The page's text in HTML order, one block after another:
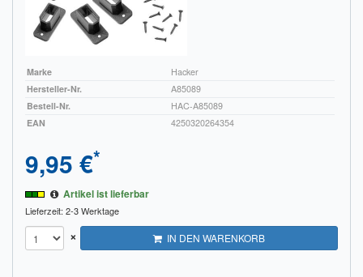
Marke
Hacker
Hersteller-Nr.
A85089
Bestell-Nr.
HAC-A85089
EAN
4250320264354
9,95 €*
Artikel ist lieferbar
Lieferzeit: 2-3 Werktage
× IN DEN WARENKORB